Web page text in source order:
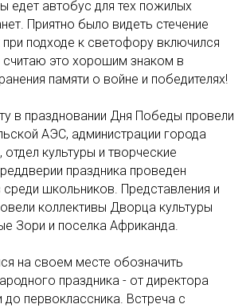
едет автобус для тех пожилых
Приятно было видеть стечение
при подходе к светофору включился
считаю это хорошим знаком в
памяти о войне и победителях!
в праздновании Дня Победы провели
АЭС, администрации города
культуры и творческие
праздника проведен
среди школьников. Представления и
коллективы Дворца культуры
Зори и поселка Африканда.
на своем месте обозначить
праздника - от директора
до первоклассника. Встреча с